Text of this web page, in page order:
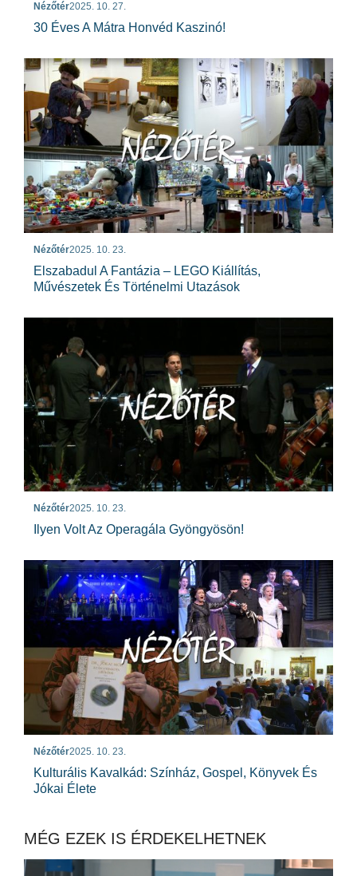
Nézőtér2025. 10. 27.
30 Éves A Mátra Honvéd Kaszinó!
Nézőtér2025. 10. 23.
Elszabadul A Fantázia – LEGO Kiállítás,
Művészetek És Történelmi Utazások
Nézőtér2025. 10. 23.
Ilyen Volt Az Operagála Gyöngyösön!
Nézőtér2025. 10. 23.
Kulturális Kavalkád: Színház, Gospel, Könyvek És
Jókai Élete
MÉG EZEK IS ÉRDEKELHETNEK